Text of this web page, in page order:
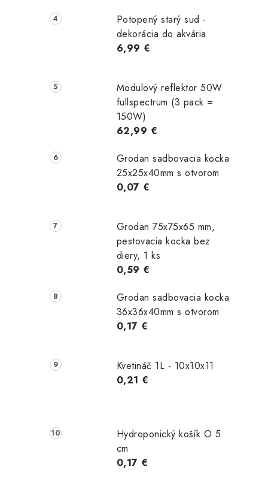
Potopený starý sud -
dekorácia do akvária
6,99 €
Modulový reflektor 50W
fullspectrum (3 pack =
150W)
62,99 €
Grodan sadbovacia kocka
25x25x40mm s otvorom
0,07 €
Grodan 75x75x65 mm,
pestovacia kocka bez
diery, 1 ks
0,59 €
Grodan sadbovacia kocka
36x36x40mm s otvorom
0,17 €
Kvetináč 1L - 10x10x11
0,21 €
Hydroponický košík O 5
cm
0,17 €